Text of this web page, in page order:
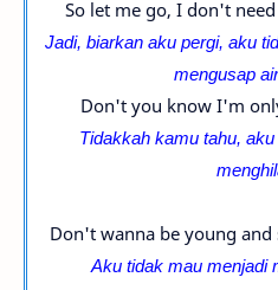
So let me go, I don't
Jadi, biarkan aku pergi, aku
mengusap
Don't you know I'm
Tidakkah kamu tahu,
Don't wanna be young
Aku tidak mau menjadi